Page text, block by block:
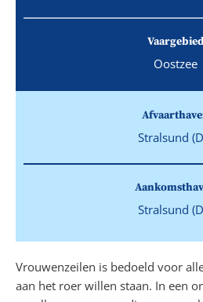
Vaargebied
Oostzee
Stralsund
Stralsund
Vrouwenzeilen is bedoeld voor
aan het roer willen staan. In een